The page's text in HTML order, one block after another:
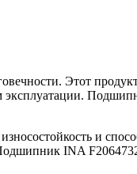
Этот продукт
эксплуатации.
и
INA